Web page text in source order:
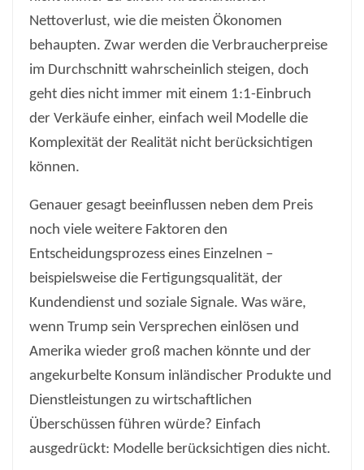
Nettoverlust, wie die meisten Ökonomen
behaupten. Zwar werden die Verbraucherpreise
im Durchschnitt wahrscheinlich steigen, doch
geht dies nicht immer mit einem 1:1-Einbruch
der Verkäufe einher, einfach weil Modelle die
Komplexität der Realität nicht berücksichtigen
können.
Genauer gesagt beeinflussen neben dem Preis
noch viele weitere Faktoren den
Entscheidungsprozess eines Einzelnen –
beispielsweise die Fertigungsqualität, der
Kundendienst und soziale Signale. Was wäre,
wenn Trump sein Versprechen einlösen und
Amerika wieder groß machen könnte und der
angekurbelte Konsum inländischer Produkte und
Dienstleistungen zu wirtschaftlichen
Überschüssen führen würde? Einfach
ausgedrückt: Modelle berücksichtigen dies nicht.